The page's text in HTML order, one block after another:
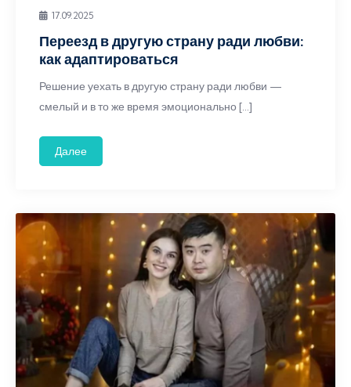
17.09.2025
Переезд в другую страну ради любви:
как адаптироваться
Решение уехать в другую страну ради любви —
смелый и в то же время эмоционально […]
Далее